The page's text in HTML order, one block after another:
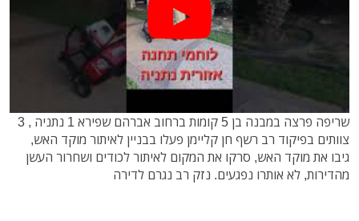
שריפה פרצה במבנה בן 5 קומות ברחוב אברהם שפירא 1 נתניה , 3
צוותים בפיקוד רב רשף חן קליימן פעלו בבניין לאיתור מוקד האש,
גיבו את מוקד האש, סרקו את המקום לאיתור לכודים ושחרור העשן
מהדירות, לא אותרו נפגעים. נזק רב נגרם לדירה